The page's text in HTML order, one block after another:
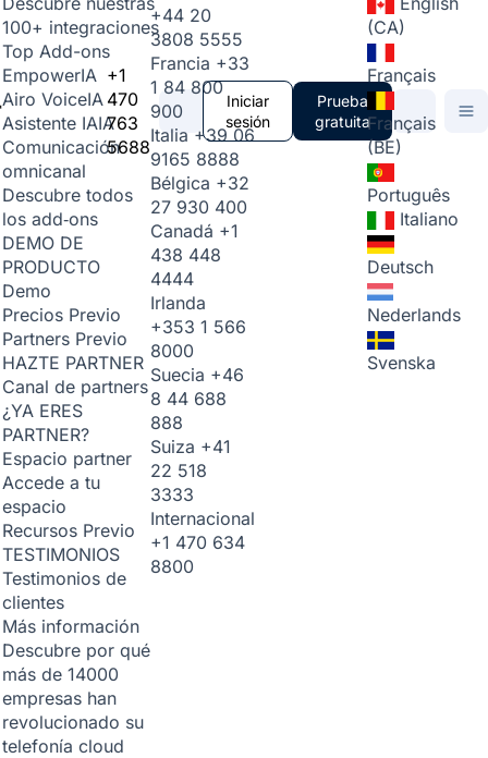
100+ integraciones
Top Add-ons
EmpowerIA
Airo VoiceIA
Asistente IAIA
Comunicación
omnicanal
Descubre todos
los add‑ons
DEMO DE
PRODUCTO
Demo
Precios Previo
Partners Previo
HAZTE PARTNER
Canal de partners
¿YA ERES
PARTNER?
Espacio partner
Accede a tu
espacio
Recursos Previo
TESTIMONIOS
Testimonios de
clientes
Más información
Descubre por qué
más de 14000
empresas han
revolucionado su
telefonía cloud
+1
470
763
5688
+44 20
3808 5555
Francia +33
1 84 800
900
Italia +39 06
9165 8888
Bélgica +32
27 930 400
Canadá +1
438 448
4444
Irlanda
+353 1 566
8000
Suecia +46
8 44 688
888
Suiza +41
22 518
3333
Internacional
+1 470 634
8800
Iniciar
sesión
Prueba
gratuita
(CA)
Français
Français
(BE)
Português
Italiano
Deutsch
Nederlands
Svenska